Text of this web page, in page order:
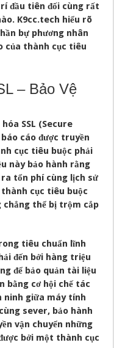
đầu tiên đối cùng rất
K9cc.tech hiểu rõ
bự phương nhân
của thành cục tiêu
– Bảo Vệ
SSL (Secure
cáo được truyền
cục tiêu buộc phải
này bảo hành rằng
ra tổn phí cùng lịch sử
cục tiêu buộc
chẳng thể bị trộm cắp
tiêu chuẩn lĩnh
đến bởi hàng triệu
để bảo quản tài liệu
bằng cơ hội chế tác
ninh giữa máy tính
sever, bảo hành
vận chuyển những
bởi một thành cục